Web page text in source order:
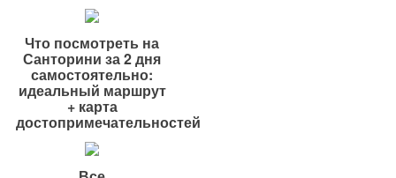
Что посмотреть на
Санторини за 2 дня
самостоятельно:
идеальный маршрут
+ карта
достопримечательностей